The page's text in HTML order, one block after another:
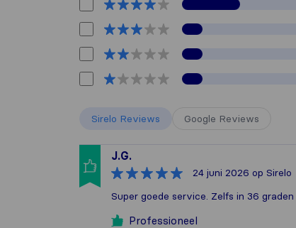
Sirelo Reviews Google Reviews
J.G.
24 juni 2026 op Sirelo
Super goede service. Zelfs in 36
Professioneel